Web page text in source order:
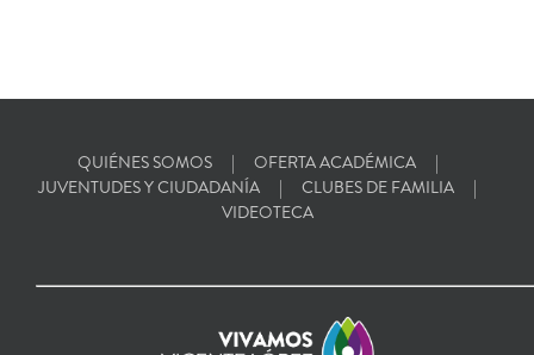
QUIÉNES SOMOS
OFERTA ACADÉMICA
JUVENTUDES Y CIUDADANÍA
CLUBES DE FAMILIA
VIDEOTECA